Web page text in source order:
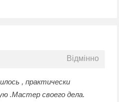
Відмінно
, практически
.Мастер своего дела.